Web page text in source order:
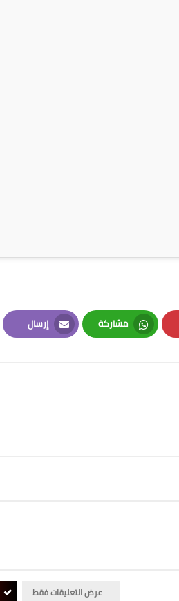
مشاركة
Whatsapp
إرسال
Email
عرض التعليقات فقط